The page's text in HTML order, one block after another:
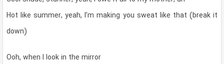
Hot like summer, yeah, I’m making you sweat like that (break it
down)
Ooh, when I look in the mirror